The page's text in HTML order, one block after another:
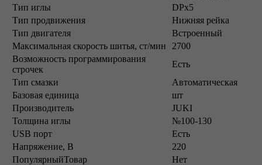
Тип иглы
DPx5
Тип продвижения
Нижняя рейка
Тип двигателя
Встроенный
Максимальная скорость шитья, ст/мин
2700
Возможность программирования
строчек
Есть
Тип смазки
Автоматическая
Базовая единица
шт
Производитель
JUKI
Толщина иглы
№100-130
USB порт
Есть
Напряжение, В
220
ПопулярныйТовар
Нет